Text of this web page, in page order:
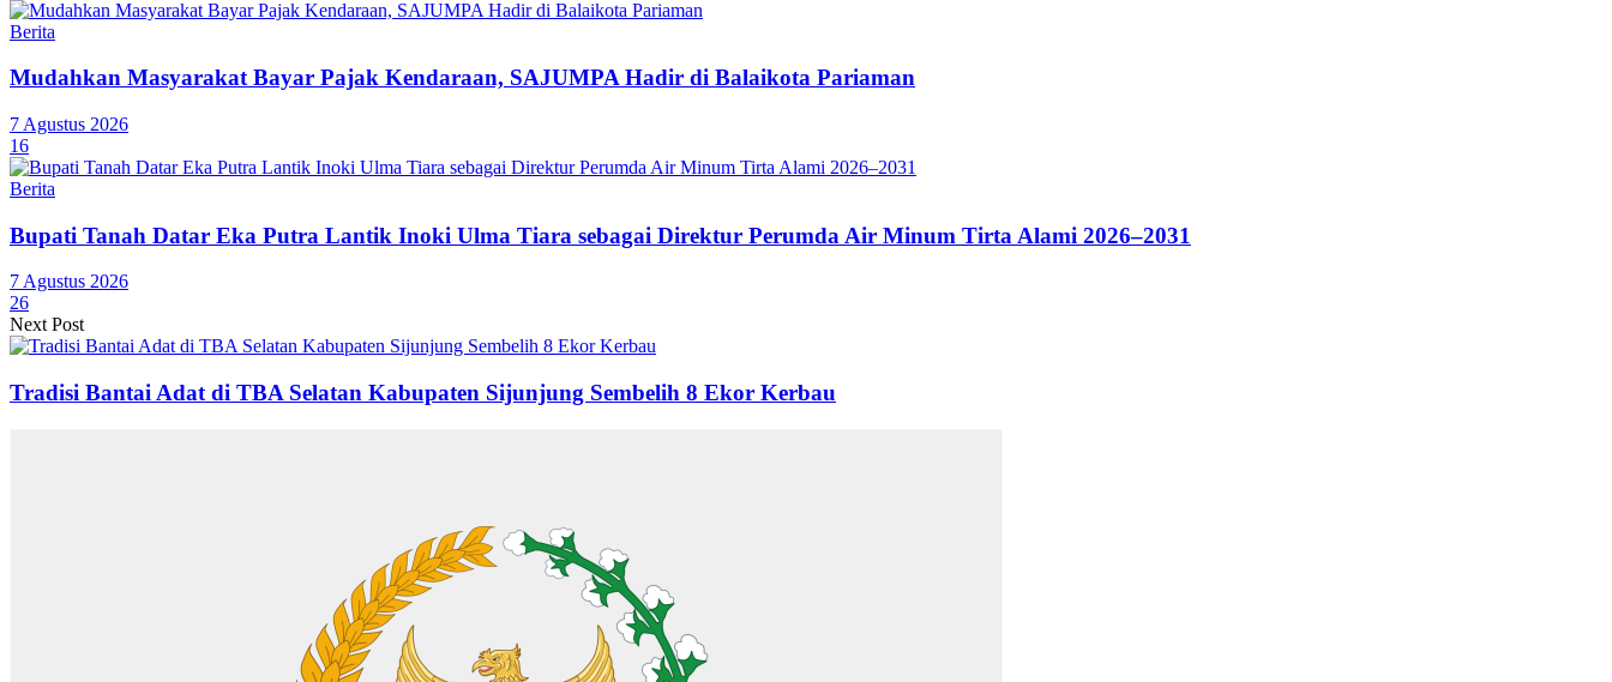
Berita
Mudahkan Masyarakat Bayar Pajak Kendaraan, SAJUMPA Hadir di Balaikota Pariaman
7 Agustus 2026
16
Berita
Bupati Tanah Datar Eka Putra Lantik Inoki Ulma Tiara sebagai Direktur Perumda Air Minum Tirta Alami 2026–2031
7 Agustus 2026
26
Next Post
Tradisi Bantai Adat di TBA Selatan Kabupaten Sijunjung Sembelih 8 Ekor Kerbau